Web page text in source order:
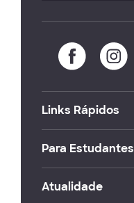
Links Rápidos
Para Estudantes
Atualidade